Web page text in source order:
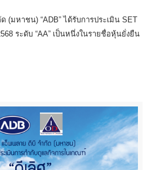
(มหาชน) “ADB” ได้รับการประเมิน SET
ระดับ “AA” เป็นหนึ่งในรายชื่อหุ้นยั่งยืน